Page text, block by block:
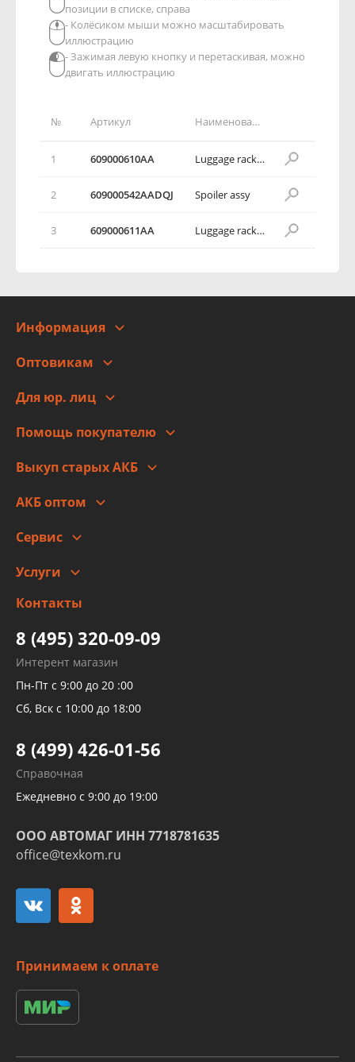
№ Артикул Наименование детали
1 609000610AA Luggage rack body LH
2 609000542AADQJ Spoiler assy
3 609000611AA Luggage rack body RH
позиции в списке, справа
- Колёсиком мыши можно масштабировать
иллюстрацию
- Зажимая левую кнопку и перетаскивая, можно
двигать иллюстрацию
Информация
Адреса
Новости
Правовая информация
Оптовикам
Для юр. лиц
Помощь покупателю
Оплата
Гарантии и возврат
Выкуп старых АКБ
АКБ оптом
Сервис
Заправка кондиционера авто
Детейлинг
Услуги
высокого давления
Тормозных трубок
Рукавов гидроусилителей
Рукавов компрессоров и турбин
Трубок кондиционеров
Развертка пайка медных стальных
алюминиевых трубок и штуцеров
Контакты
8 (495) 320-09-09
Интерент магазин
Пн-Пт с 9:00 до 20 :00
Сб, Вск с 10:00 до 18:00
8 (499) 426-01-56
Справочная
Ежедневно с 9:00 до 19:00
ООО АВТОМАГ ИНН 7718781635
office@texkom.ru
Принимаем к оплате